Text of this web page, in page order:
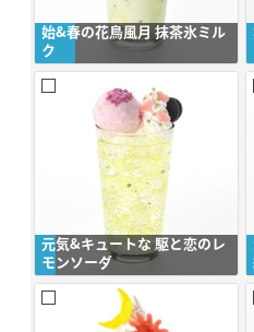
始&春の花鳥風月 抹茶氷ミル
ク
元気&キュートな 駆と恋のレ
モンソーダ